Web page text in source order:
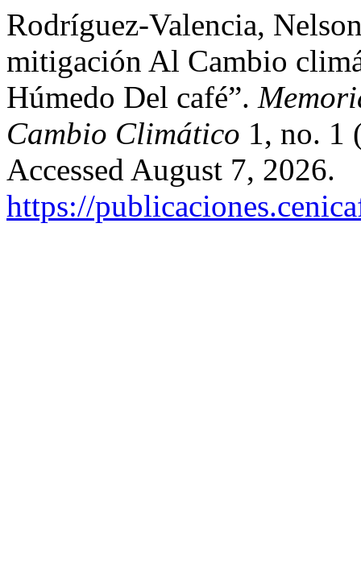
Rodríguez-Valencia,
mitigación Al Cambio
Húmedo Del café”.
Cambio Climático 1, no. 1
Accessed August 7, 2026.
https://